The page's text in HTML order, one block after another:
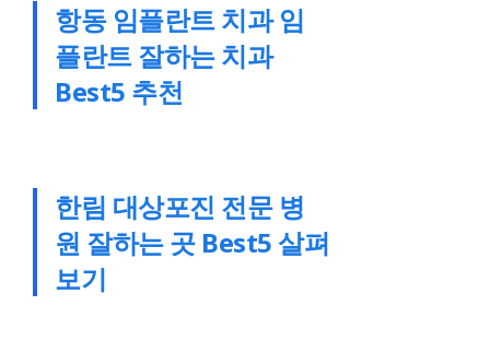
항동 임플란트 치과 임
플란트 잘하는 치과
Best5 추천
한림 대상포진 전문 병
원 잘하는 곳 Best5 살펴
보기